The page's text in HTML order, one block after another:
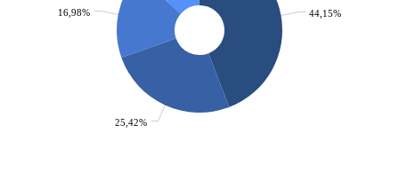
44,15%
25,42%
16,98%